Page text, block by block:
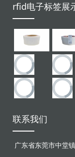
rfid电子标签展
联系我们
广东省东莞市中堂